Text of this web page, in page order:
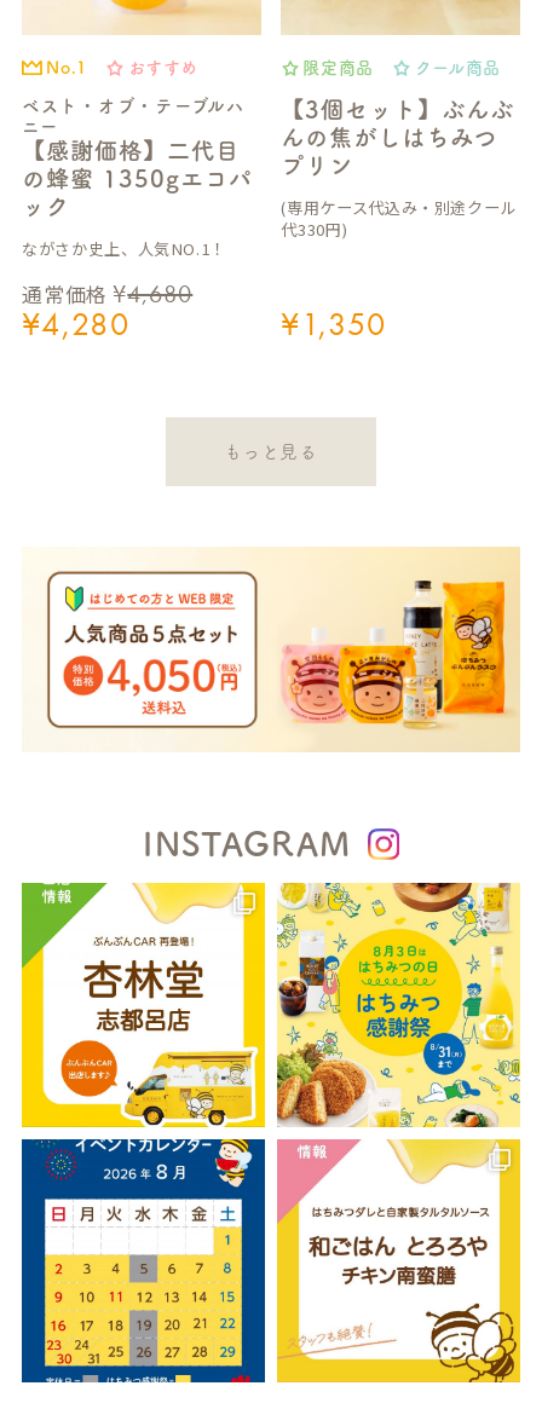
ベスト・オブ・テーブルハ
ニー
【感謝価格】二代目
の蜂蜜 1350gエコパ
ック
No.1 おすすめ
通常価格 ¥4,680
¥4,280
ながさか史上、人気NO.1！
【3個セット】ぶんぶ
んの焦がしはちみつ
プリン
限定商品 クール商品
¥1,350
(専用ケース代込み・別途クール
代330円)
もっと見る
INSTAGRAM